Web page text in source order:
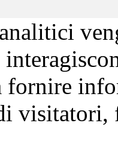
fornire
visitatori,